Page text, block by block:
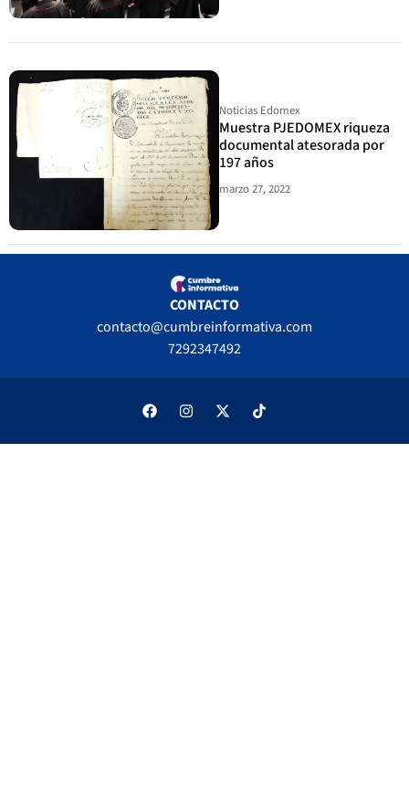
Noticias Edomex
Muestra PJEDOMEX riqueza
documental atesorada por
197 años
marzo 27, 2022
CONTACTO
contacto@cumbreinformativa.com
7292347492